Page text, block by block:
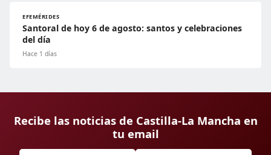
EFEMÉRIDES
Santoral de hoy 6 de agosto: santos y celebraciones
del día
Hace 1 días
Recibe las noticias de Castilla-La Mancha en
tu email